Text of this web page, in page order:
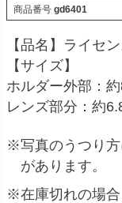
商品番号 gd6401
【品名】ライセ
【サイズ】
ホルダー外部：
レンズ部分：約
※写真のうつり方
があります。
※在庫切れの場